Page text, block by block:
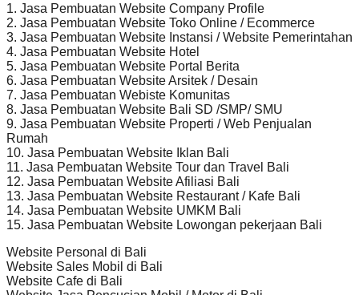
1. Jasa Pembuatan Website Company Profile
2. Jasa Pembuatan Website Toko Online / Ecommerce
3. Jasa Pembuatan Website Instansi / Website Pemerintahan
4. Jasa Pembuatan Website Hotel
5. Jasa Pembuatan Website Portal Berita
6. Jasa Pembuatan Website Arsitek / Desain
7. Jasa Pembuatan Webiste Komunitas
8. Jasa Pembuatan Website Bali SD /SMP/ SMU
9. Jasa Pembuatan Website Properti / Web Penjualan
Rumah
10. Jasa Pembuatan Website Iklan Bali
11. Jasa Pembuatan Website Tour dan Travel Bali
12. Jasa Pembuatan Website Afiliasi Bali
13. Jasa Pembuatan Website Restaurant / Kafe Bali
14. Jasa Pembuatan Website UMKM Bali
15. Jasa Pembuatan Website Lowongan pekerjaan Bali
Website Personal di Bali
Website Sales Mobil di Bali
Website Cafe di Bali